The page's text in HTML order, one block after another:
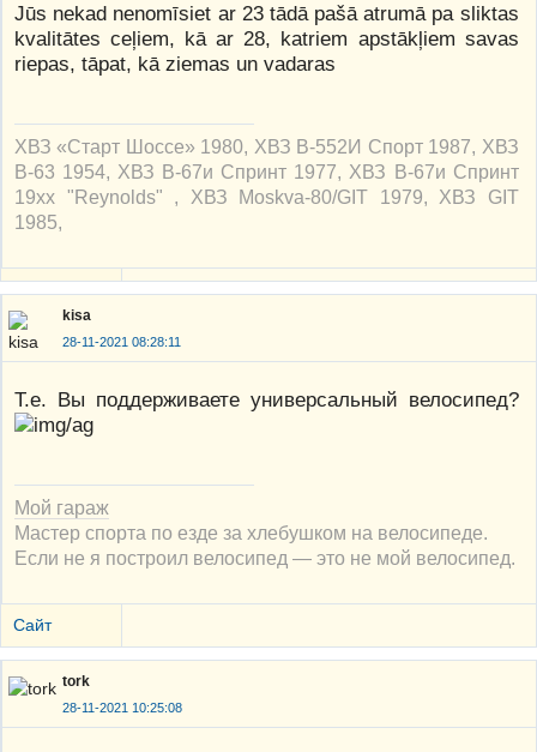
Jūs nekad nenomīsiet ar 23 tādā pašā atrumā pa sliktas
kvalitātes ceļiem, kā ar 28, katriem apstākļiem savas
riepas, tāpat, kā ziemas un vadaras
ХВЗ «Старт Шоссе» 1980, ХВЗ В-552И Спорт 1987, ХВЗ
В-63 1954, ХВЗ В-67и Спринт 1977, ХВЗ В-67и Спринт
19xx "Reynolds" , ХВЗ Moskva-80/GIT 1979, ХВЗ GIT
1985,
kisa
28-11-2021 08:28:11
Т.е. Вы поддерживаете универсальный велосипед?
Мой гараж
Мастер спорта по езде за хлебушком на велосипеде.
Если не я построил велосипед — это не мой велосипед.
Сайт
tork
28-11-2021 10:25:08